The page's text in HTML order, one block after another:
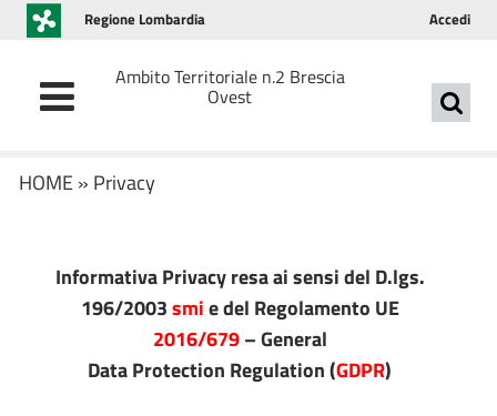
Regione Lombardia Accedi
Ambito Territoriale n.2 Brescia
Ovest
HOME » Privacy
Informativa Privacy resa ai sensi del D.lgs.
196/2003smie del Regolamento UE
2016/679– General
Data Protection Regulation (GDPR)